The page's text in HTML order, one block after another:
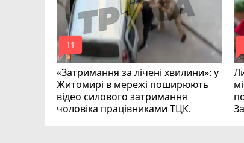
«Затримання за лічені хвилини»: у
Житомирі в мережі поширюють
відео силового затримання
чоловіка працівниками ТЦК.
mode_comment
11